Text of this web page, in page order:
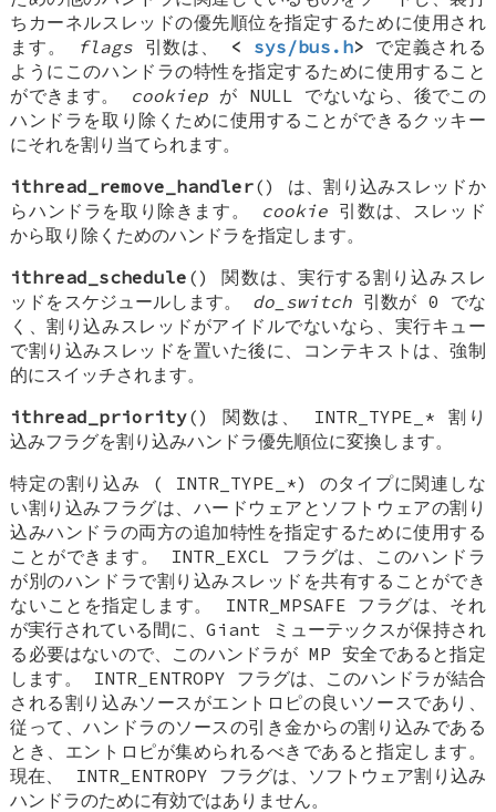
ちカーネルスレッドの優先順位を指定するために使用され
ます。
flags 引数は、 < sys/bus.h> で定義される
ようにこのハンドラの特性を指定するために使用すること
ができます。
cookiepが NULL
でないなら、後でこの
ハンドラを取り除くために使用することができるクッキー
にそれを割り当てられます。
ithread_remove_handler() は、割り込みスレッドか
らハンドラを取り除きます。
cookie引数は、スレッド
から取り除くためのハンドラを指定します。
ithread_schedule () 関数は、実行する割り込みスレ
ッドをスケジュールします。 do_switch 引数が 0 でな
く、割り込みスレッドがアイドルでないなら、実行キュー
で割り込みスレッドを置いた後に、コンテキストは、強制
的にスイッチされます。
ithread_priority() 関数は、 INTR_TYPE_* 割り
込みフラグを割り込みハンドラ優先順位に変換します。
特定の割り込み ( INTR_TYPE_*) のタイプに関連しな
い割り込みフラグは、ハードウェアとソフトウェアの割り
込みハンドラの両方の追加特性を指定するために使用する
ことができます。 INTR_EXCL
フラグは、このハンドラ
が別のハンドラで割り込みスレッドを共有することができ
ないことを指定します。
INTR_MPSAFE フラグは、それ
が実行されている間に、Giant ミューテックスが保持され
る必要はないので、このハンドラが MP 安全であると指定
します。
INTR_ENTROPY フラグは、このハンドラが結合
される割り込みソースがエントロピの良いソースであり、
従って、ハンドラのソースの引き金からの割り込みである
とき、エントロピが集められるべきであると指定します。
現在、
INTR_ENTROPY フラグは、ソフトウェア割り込み
ハンドラのために有効ではありません。